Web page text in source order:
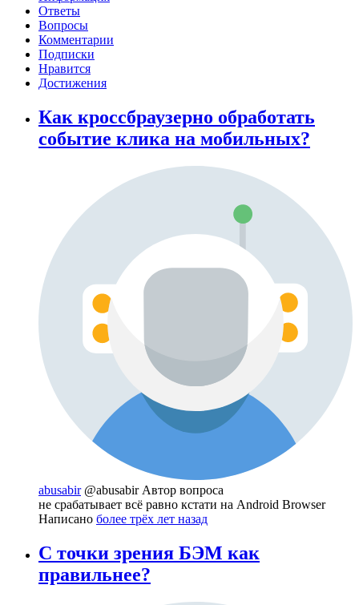
Ответы
Вопросы
Комментарии
Подписки
Нравится
Достижения
Как кроссбраузерно обработать
событие клика на мобильных?
abusabir @abusabir Автор вопроса
не срабатывает всё равно кстати на Android Browser
Написано более трёх лет назад
С точки зрения БЭМ как
правильнее?